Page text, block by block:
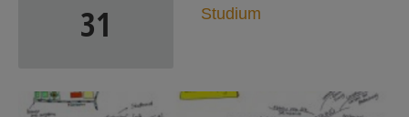
31
Studium